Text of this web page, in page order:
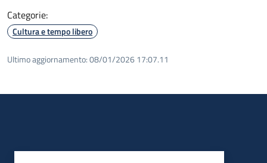
Categorie:
Cultura e tempo libero
Ultimo aggiornamento:08/01/2026 17:07.11